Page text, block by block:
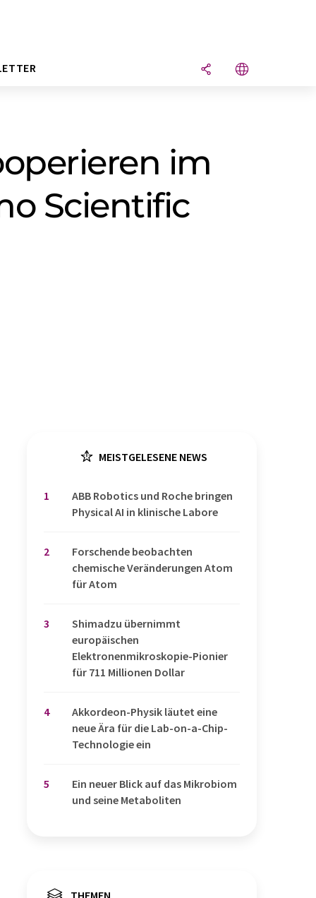
im
Scientific
MEISTGELESENE NEWS
1
​​​​​​​ABB Robotics und Roche bringen
Physical AI in klinische Labore
2
Forschende beobachten
chemische Veränderungen Atom
für Atom
3
Shimadzu übernimmt
europäischen
Elektronenmikroskopie-Pionier
für 711 Millionen Dollar
4
Akkordeon-Physik läutet eine
neue Ära für die Lab-on-a-Chip-
Technologie ein
5
Ein neuer Blick auf das Mikrobiom
und seine Metaboliten
THEMEN